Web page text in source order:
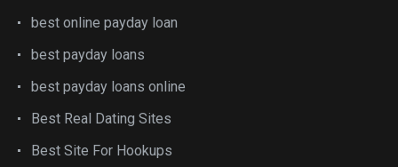
best online payday loan
best payday loans
best payday loans online
Best Real Dating Sites
Best Site For Hookups